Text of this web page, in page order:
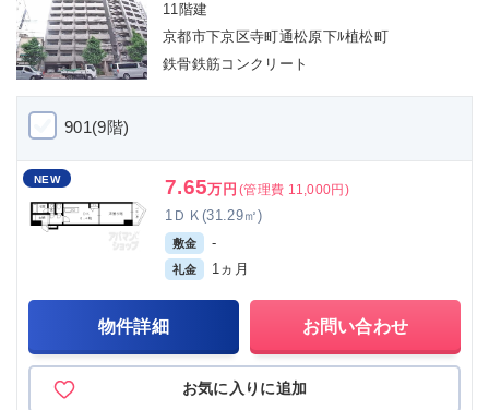
11階建
京都市下京区寺町通松原下ﾙ植松町
鉄骨鉄筋コンクリート
901(9階)
NEW 7.65万円 (管理費 11,000円)
1ＤＫ(31.29㎡)
敷金 -
礼金 1ヵ月
物件詳細 お問い合わせ
お気に入りに追加